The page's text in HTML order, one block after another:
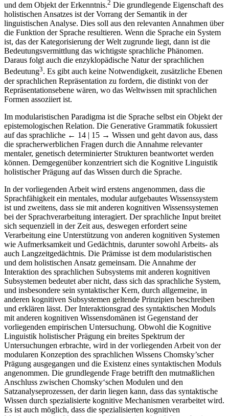
und dem Objekt der Erkenntnis.2 Die grundlegende Eigenschaft des
holistischen Ansatzes ist der Vorrang der Semantik in der
linguistischen Analyse. Dies soll aus den relevanten Annahmen über
die Funktion der Sprache resultieren. Wenn die Sprache ein System
ist, das der Kategorisierung der Welt zugrunde liegt, dann ist die
Bedeutungsvermittlung das wichtigste sprachliche Phänomen.
Daraus folgt auch die enzyklopädische Natur der sprachlichen
Bedeutung3. Es gibt auch keine Notwendigkeit, zusätzliche Ebenen
der sprachlichen Repräsentation zu fordern, die distinkt von der
Repräsentationsebene wären, wo das Weltwissen mit sprachlichen
Formen assoziiert ist.
Im modularistischen Paradigma ist die Sprache selbst ein Objekt der
epistemologischen Relation. Die Generative Grammatik fokussiert
auf das sprachliche ← 14 | 15 → Wissen und geht davon aus, dass
die spracherwerblichen Fragen durch die Annahme relevanter
mentaler, genetisch determinierter Strukturen beantwortet werden
können. Demgegenüber konzentriert sich die Kognitive Linguistik
holistischer Prägung auf das Wissen durch die Sprache.
In der vorliegenden Arbeit wird erstens angenommen, dass die
Sprachfähigkeit ein mentales, modular aufgebautes Wissenssystem
ist und zweitens, dass sie mit anderen kognitiven Wissenssystemen
bei der Sprachverarbeitung interagiert. Der sprachliche Input breitet
sich sequenziell in der Zeit aus, deswegen erfordert seine
Verarbeitung eine Unterstützung von anderen kognitiven Systemen
wie Aufmerksamkeit und Gedächtnis, darunter sowohl Arbeits- als
auch Langzeitgedächtnis. Die Prämisse ist dem modularistischen
und dem holistischen Ansatz gemeinsam. Die Annahme der
Interaktion des sprachlichen Subsystems mit anderen kognitiven
Subsystemen bedeutet aber nicht, dass sich das sprachliche System,
und insbesondere sein syntaktischer Kern, durch allgemeine, in
anderen kognitiven Subsystemen geltende Prinzipien beschreiben
und erklären lässt. Der Interaktionsgrad des syntaktischen Moduls
mit anderen kognitiven Wissensdomänen ist Gegenstand der
vorliegenden empirischen Untersuchung. Obwohl die Kognitive
Linguistik holistischer Prägung ein breites Spektrum der
Untersuchungen erbrachte, wird in der vorliegenden Arbeit von der
modularen Konzeption des sprachlichen Wissens Chomsky’scher
Prägung ausgegangen und die Existenz eines syntaktischen Moduls
angenommen. Die grundlegende Frage betrifft den mutmaßlichen
Anschluss zwischen Chomsky‘schen Modulen und den
Satzanalyseprozessen, der darin liegen kann, dass das syntaktische
Wissen durch spezialisierte kognitive Mechanismen verarbeitet wird.
Es ist auch möglich, dass die spezialisierten kognitiven